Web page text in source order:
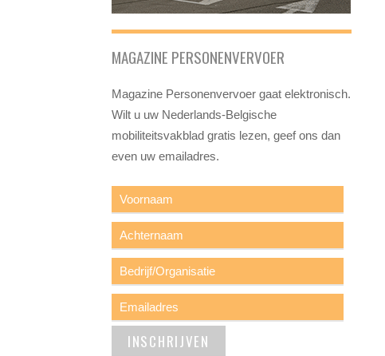
MAGAZINE PERSONENVERVOER
Magazine Personenvervoer gaat elektronisch.
Wilt u uw Nederlands-Belgische
mobiliteitsvakblad gratis lezen, geef ons dan
even uw emailadres.